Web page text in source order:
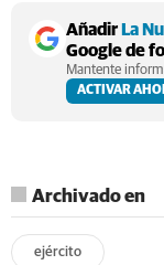
AñadirLa
Google de
Mantente
ACTIVAR
Archivado en
ejército